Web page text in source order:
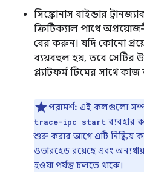
সিঙ্ক্রোনাস বাইন্ডার
ক্রিটিক্যাল পাথে
বের করুন। যদি কোনো
ব্যয়বহুল হয়, তবে সেটির
প্ল্যাটফর্ম টিমের সাথে
পরামর্শ: এই কলগুলো
trace-ipc start ব্যবহার
শুরু করার আগে এটি নিষ্ক্রিয়
ওভারহেড রয়েছে এবং
হওয়া পর্যন্ত চলতে থাকে।